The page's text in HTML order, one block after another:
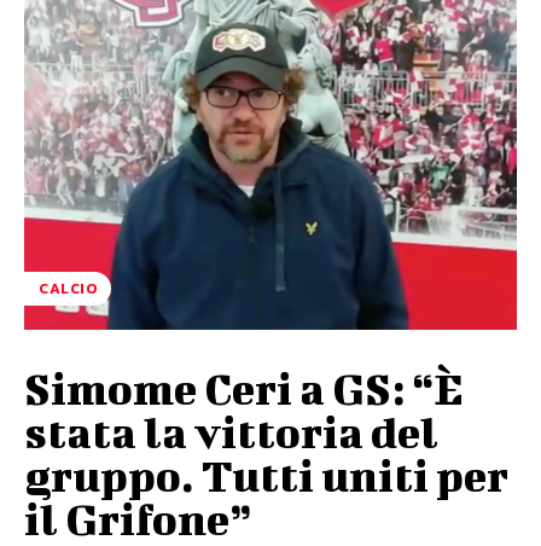
CALCIO
Simome Ceri a GS: “È
stata la vittoria del
gruppo. Tutti uniti per
il Grifone”